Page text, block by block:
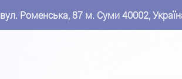
вул. Роменська, 87 м. Суми 40002,